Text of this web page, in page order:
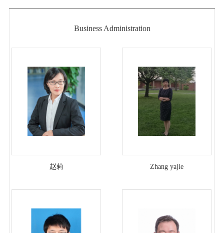
Business Administration
赵莉 Zhang yajie